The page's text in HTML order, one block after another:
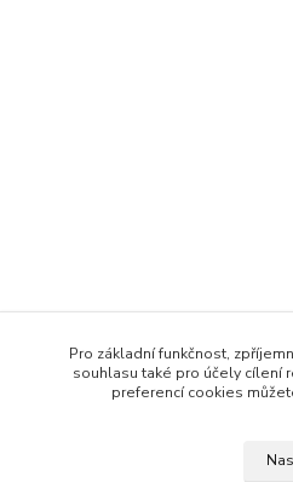
Pro základní funkčnost,
souhlasu také pro účely cílení
preferencí cookies